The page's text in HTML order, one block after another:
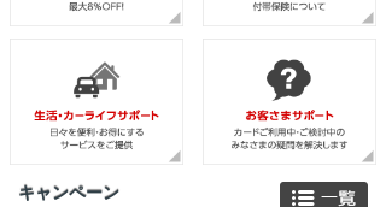
キャンペーン